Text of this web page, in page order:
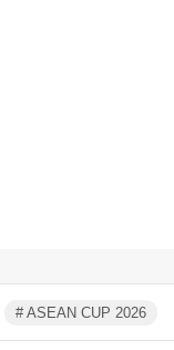
# ASEAN CUP 2026